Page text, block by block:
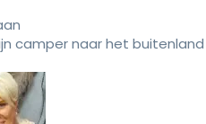
camper naar het buitenland